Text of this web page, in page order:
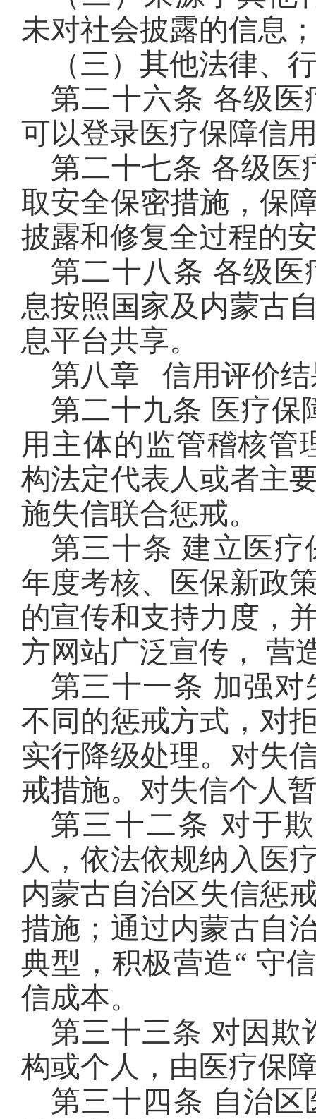
未对社会披露的信息
（三）其他法律、
第二十六条 各级
可以登录医疗保障信
第二十七条 各级医
取安全保密措施，保
披露和修复全过程的
第二十八条 各级
息按照国家及内蒙古
息平台共享。
第八章 信用评价结
第二十九条 医疗保
用主体的监管稽核管
构法定代表人或者主
施失信联合惩戒。
第三十条 建立医
年度考核、医保新政
的宣传和支持力度，
方网站广泛宣传， 营
第三十一条 加强
不同的惩戒方式，对
实行降级处理。对失
戒措施。对失信个人
第三十二条 对于
人，依法依规纳入医
内蒙古自治区失信惩
措施；通过内蒙古自
典型，积极营造“ 守
信成本。
第三十三条 对因欺
构或个人，由医疗保
第三十四条 自治